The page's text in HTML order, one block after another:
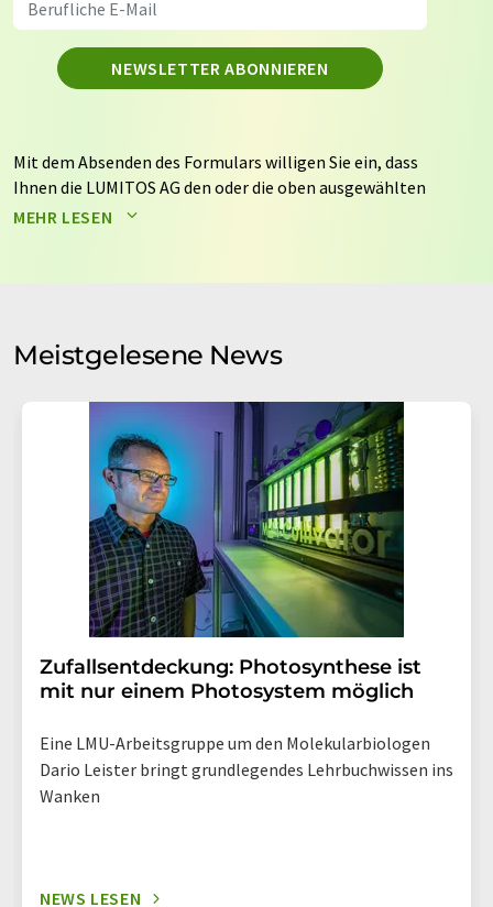
NEWSLETTER ABONNIEREN
Mit dem Absenden des Formulars willigen Sie ein, dass
Ihnen die LUMITOS AG den oder die oben ausgewählten
Newsletter per E-Mail zusendet. Ihre Daten werden
auf Basis unsererDatenschutzerklärung. LUMITOS darf
Meinungsforschung per E-Mail kontaktieren. Ihre
Einwilligung können Sie jederzeit ohne Angabe von
Str. 2, 12489 Berlin oder per E-Mail unter
widerruf@lumitos.com mit Wirkung für die Zukunft
widerrufen. Zudem ist in jeder E-Mail ein Link zur
Abbestellung des entsprechenden Newsletters
enthalten.
MEHR LESEN
Meistgelesene News
Zufallsentdeckung: Photosynthese ist
mit nur einem Photosystem möglich
Eine LMU-Arbeitsgruppe um den Molekularbiologen
Dario Leister bringt grundlegendes Lehrbuchwissen ins
Wanken
NEWS LESEN